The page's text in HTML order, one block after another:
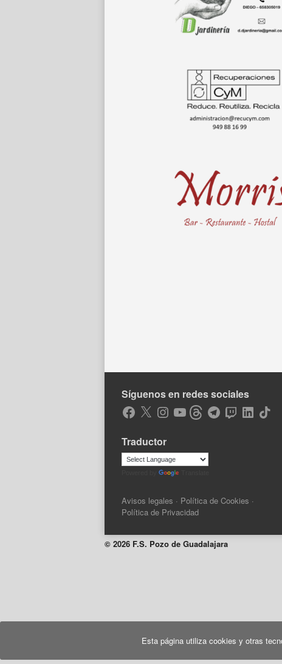
Síguenos en redes sociales
Facebook
X Instagram
YouTubeThreadsTelegramTwitchLinkedIn
TikTok
Traductor
Avisos legales · Política de Cookies ·
Política de Privacidad
© 2026 F.S. Pozo de Guadalajara
Esta página utiliza cookies y otras